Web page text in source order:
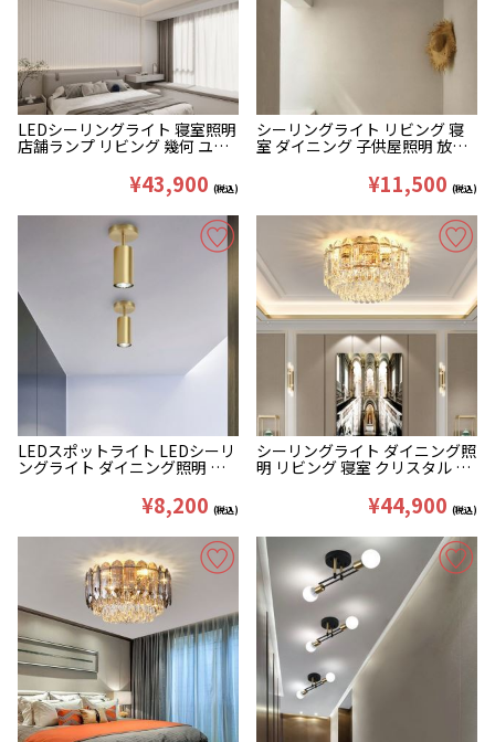
LEDシーリングライト 寝室照明
店舗ランプ リビング 幾何 ユニ
¥43,900 (税込)
シーリングライト リビング 寝
室 ダイニング 子供屋照明 放射
¥11,500 (税込)
LEDスポットライト LEDシーリ
ングライト ダイニング照明 店
¥8,200 (税込)
シーリングライト ダイニング照
明 リビング 寝室 クリスタル 豪
¥44,900 (税込)